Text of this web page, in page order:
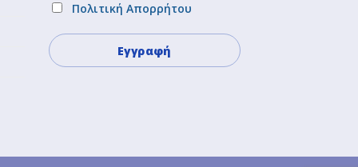
Πολιτική Απορρήτου